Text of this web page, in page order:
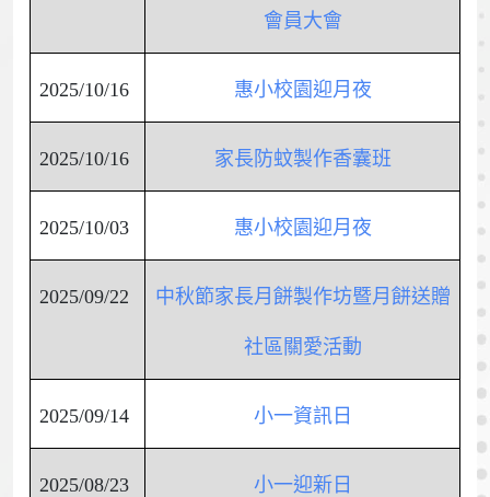
會員大會
2025/10/16 惠小校園迎月夜
2025/10/16 家長防蚊製作香囊班
2025/10/03 惠小校園迎月夜
2025/09/22 中秋節家長月餅製作坊暨月餅送贈
社區關愛活動
2025/09/14 小一資訊日
2025/08/23 小一迎新日